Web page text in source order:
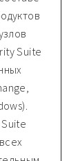
Suite